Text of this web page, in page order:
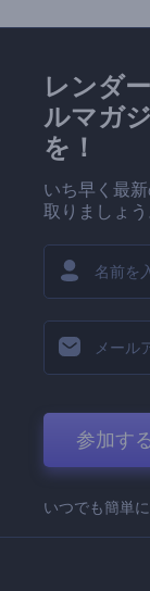
レンダ
ルマガ
を！
いち早く最
取りましょう
参加す
いつでも簡単